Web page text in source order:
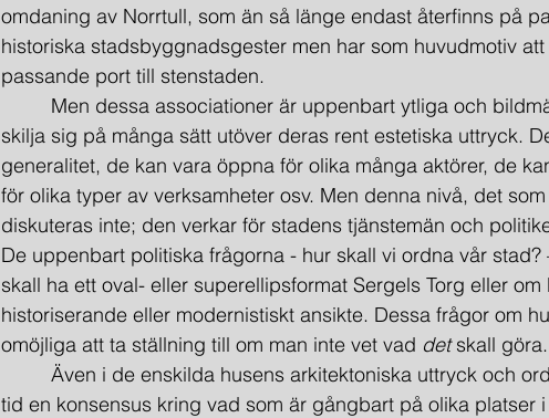
omdaning av Norrtull, som än så länge endast återfinns på
historiska stadsbyggnadsgester men har som huvudmotiv
passande port till stenstaden.
Men dessa associationer är uppenbart ytliga och
skilja sig på många sätt utöver deras rent estetiska uttryck.
generalitet, de kan vara öppna för olika många aktörer, de
för olika typer av verksamheter osv. Men denna nivå, det
diskuteras inte; den verkar för stadens tjänstemän och
De uppenbart politiska frågorna - hur skall vi ordna vår
skall ha ett oval- eller superellipsformat Sergels Torg eller
historiserande eller modernistiskt ansikte. Dessa frågor om
omöjliga att ta ställning till om man inte vet vad det skall göra.
Även i de enskilda husens arkitektoniska uttryck och
tid en konsensus kring vad som är gångbart på olika platser